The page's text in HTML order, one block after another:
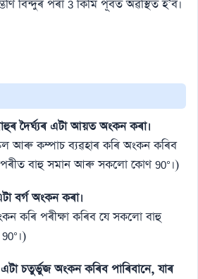
বিন্দুৰ পৰা 3 কিমি পূবত অৱস্থিত হ’ব।
দৈৰ্ঘ্যৰ এটা আয়ত অংকন কৰা।
আৰু কম্পাচ ব্যৱহাৰ কৰি অংকন কৰিব
বাহু সমান আৰু সকলো কোণ 90°।)
বৰ্গ অংকন কৰা।
কৰি পৰীক্ষা কৰিব যে সকলো বাহু
চতুৰ্ভুজ অংকন কৰিব পাৰিবানে, যাৰ